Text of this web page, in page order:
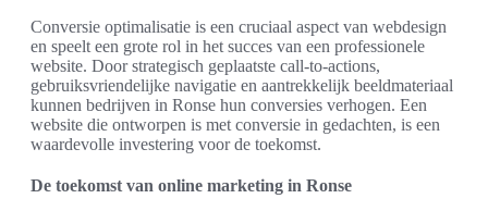
Conversie optimalisatie is een cruciaal aspect van webdesign
en speelt een grote rol in het succes van een professionele
website. Door strategisch geplaatste call-to-actions,
gebruiksvriendelijke navigatie en aantrekkelijk beeldmateriaal
kunnen bedrijven in Ronse hun conversies verhogen. Een
website die ontworpen is met conversie in gedachten, is een
waardevolle investering voor de toekomst.
De toekomst van online marketing in Ronse